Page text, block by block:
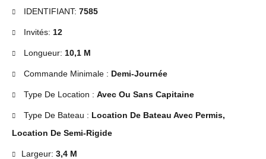
IDENTIFIANT: 7585
Invités: 12
Longueur: 10,1 M
Commande Minimale : Demi-Journée
Type De Location : Avec Ou Sans Capitaine
Type De Bateau : Location De Bateau Avec Permis,
Location De Semi-Rigide
Largeur: 3,4 M